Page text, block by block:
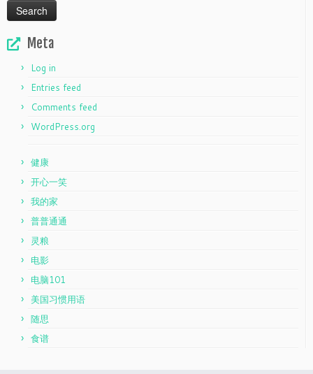
Meta
Log in
Entries feed
Comments feed
WordPress.org
健康
开心一笑
我的家
普普通通
灵粮
电影
电脑101
美国习惯用语
随思
食谱